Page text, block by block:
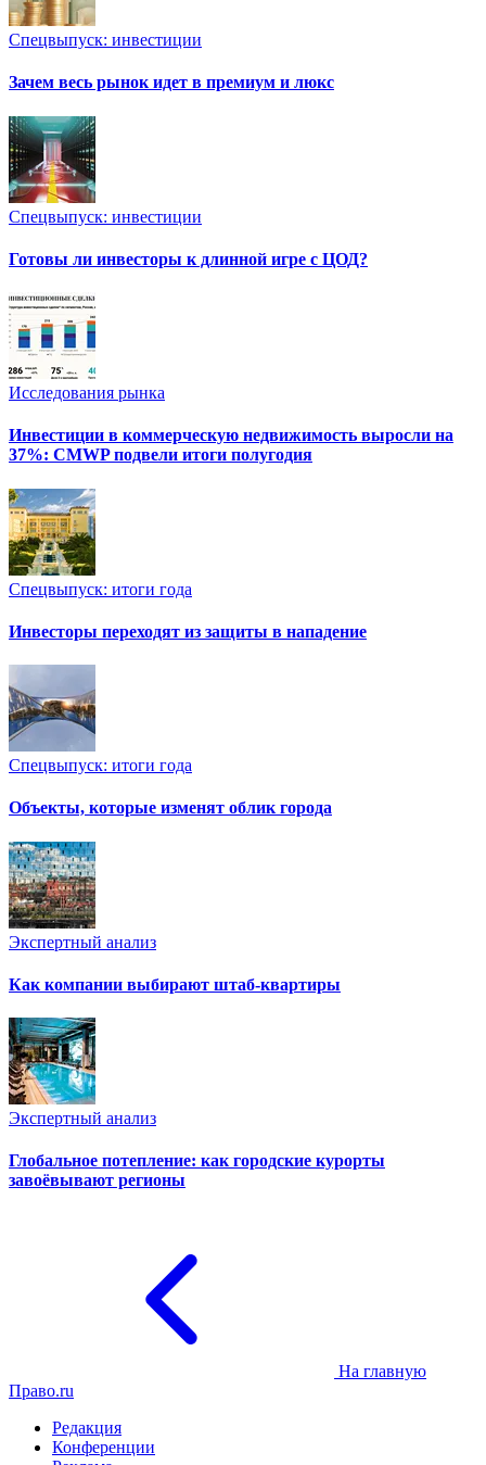
Спецвыпуск: инвестиции
Зачем весь рынок идет в премиум и люкс
Спецвыпуск: инвестиции
Готовы ли инвесторы к длинной игре с ЦОД?
Исследования рынка
Инвестиции в коммерческую недвижимость выросли на
37%: CMWP подвели итоги полугодия
Спецвыпуск: итоги года
Инвесторы переходят из защиты в нападение
Спецвыпуск: итоги года
Объекты, которые изменят облик города
Экспертный анализ
Как компании выбирают штаб-квартиры
Экспертный анализ
Глобальное потепление: как городские курорты
завоёвывают регионы
На главную
Право.ru
Редакция
Конференции